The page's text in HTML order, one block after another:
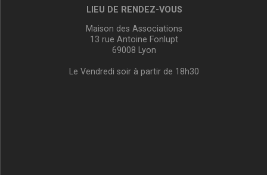
LIEU DE RENDEZ-VOUS
Maison des Associations
13 rue Antoine Fonlupt
69008 Lyon
Le Vendredi soir à partir de 18h30